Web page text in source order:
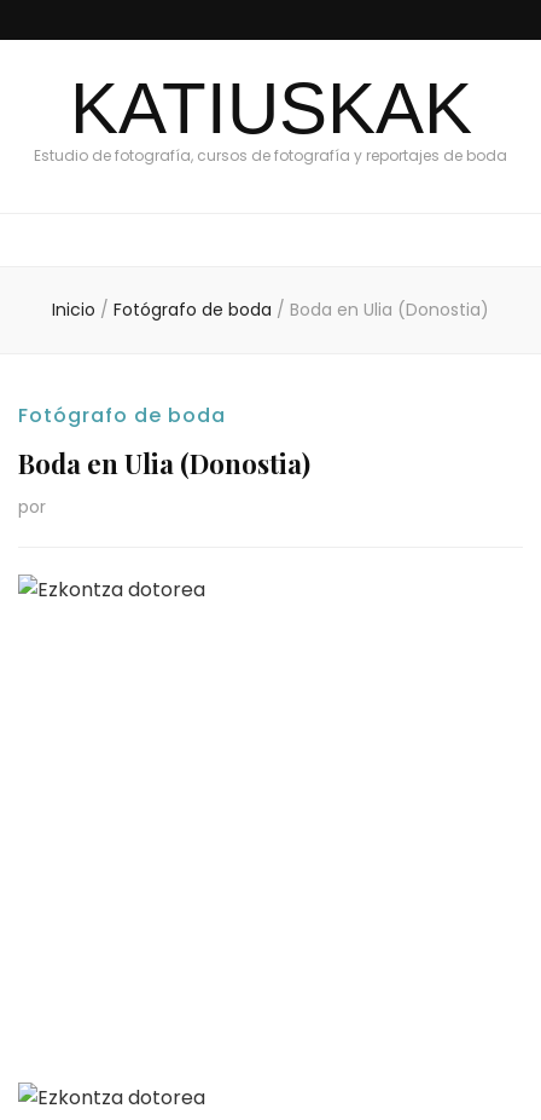
KATIUSKAK
Estudio de fotografía, cursos de fotografía y reportajes de boda
Inicio / Fotógrafo de boda / Boda en Ulia (Donostia)
Fotógrafo de boda
Boda en Ulia (Donostia)
por